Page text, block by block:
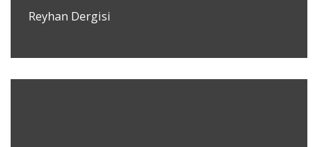
Reyhan Dergisi